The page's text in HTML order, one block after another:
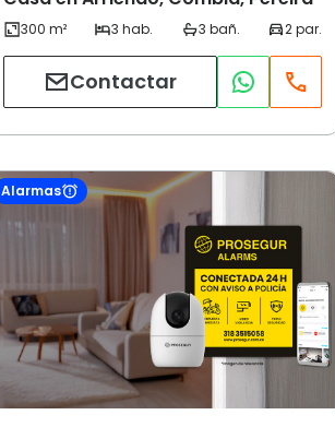
Contactar
Alarmas